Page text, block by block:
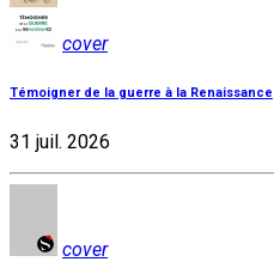
cover
Témoigner de la guerre à la Renaissance
31 juil. 2026
cover